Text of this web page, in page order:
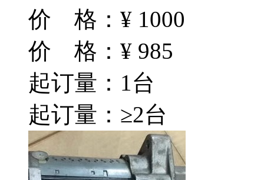
价 格： ¥ 1000
价 格： ¥ 985
起订量：1台
起订量：≥2台